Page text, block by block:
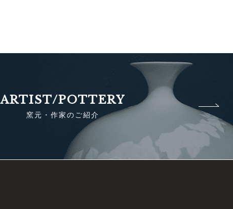
ARTIST/POTTERY
窯元・作家のご紹介